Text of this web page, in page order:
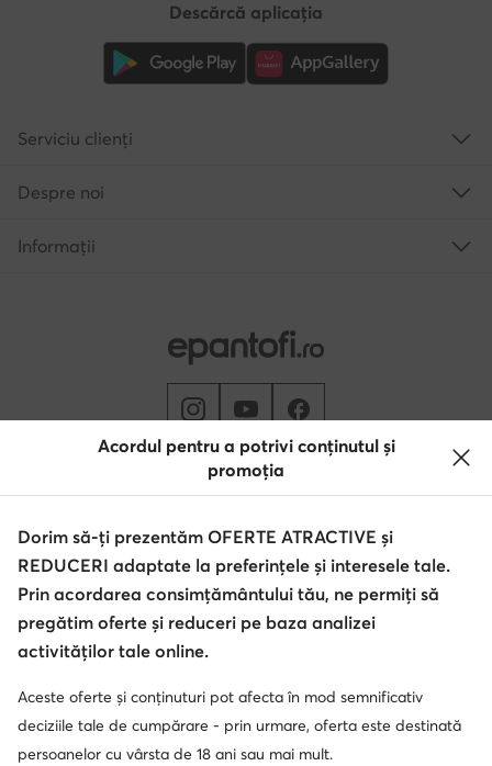
Schimbă țara: Rumunia (RO)
Descărcă aplicația
Serviciu clienți
Despre noi
Informații
© epantofi.ro 2026
Regulament
Modifică setările
Politica de confidențialitate
Protecția datelor
Soluționarea alternativă a litigilor
Acordul pentru a potrivi conținutul și
promoția
Dorim să-ți prezentăm OFERTE ATRACTIVE și
REDUCERI adaptate la preferințele și interesele tale.
Prin acordarea consimțământului tău, ne permiți să
pregătim oferte și reduceri pe baza analizei
activităților tale online.
Aceste oferte și conținuturi pot afecta în mod semnificativ
deciziile tale de cumpărare - prin urmare, oferta este destinată
persoanelor cu vârsta de 18 ani sau mai mult.